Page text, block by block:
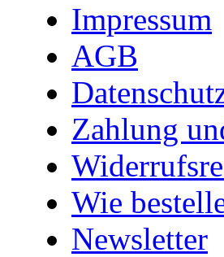
Impressum
AGB
Zahlung
Wie
Newsletter